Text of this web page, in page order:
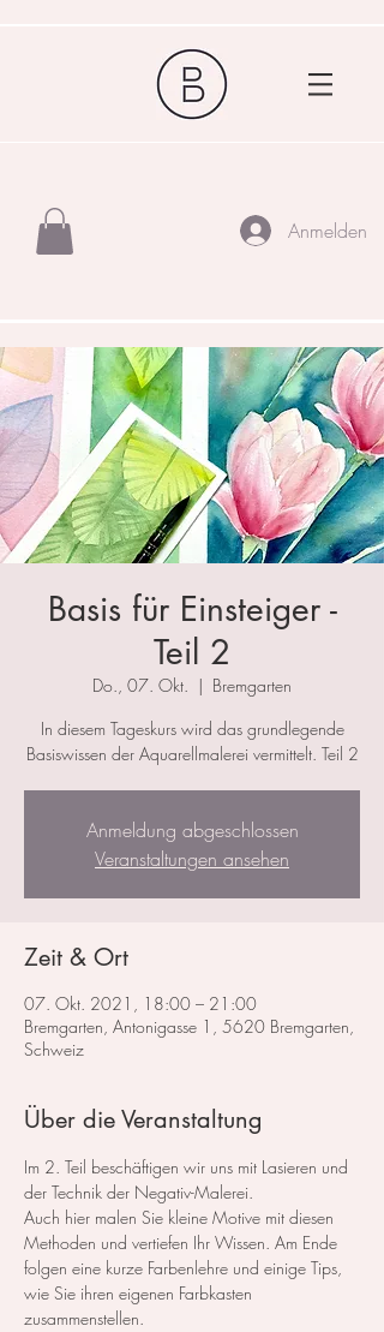
Anmelden
Basis für Einsteiger -
Teil 2
Do., 07. Okt.
  |
Bremgarten
In diesem Tageskurs wird das grundlegende
Basiswissen der Aquarellmalerei vermittelt. Teil 2
Anmeldung abgeschlossen
Veranstaltungen ansehen
Zeit & Ort
07. Okt. 2021, 18:00 – 21:00
Bremgarten, Antonigasse 1, 5620 Bremgarten,
Schweiz
Über die Veranstaltung
Im 2. Teil beschäftigen wir uns mit Lasieren und
der Technik der Negativ-Malerei.
Auch hier malen Sie kleine Motive mit diesen
Methoden und vertiefen Ihr Wissen. Am Ende
folgen eine kurze Farbenlehre und einige Tips,
wie Sie ihren eigenen Farbkasten
zusammenstellen.